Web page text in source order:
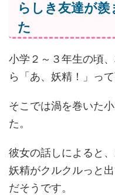
らしき友達が
た
小学２～３年生の頃
ら「あ、妖精！」って
そこでは渦を巻いた
た。
彼女の話しによると
妖精がクルクルっと
だそうです。